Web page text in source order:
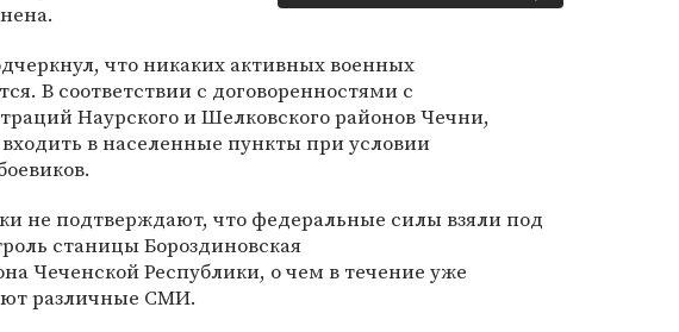
что никаких активных военных
В соответствии с договоренностями с
Наурского и Шелковского районов Чечни,
в населенные пункты при условии
не подтверждают, что федеральные силы взяли под
станицы Бороздиновская
Чеченской Республики, о чем в течение уже
различные СМИ.